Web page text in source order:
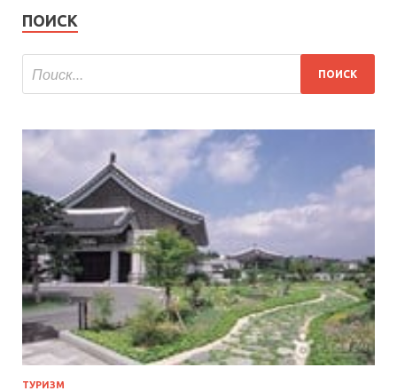
ПОИСК
ТУРИЗМ